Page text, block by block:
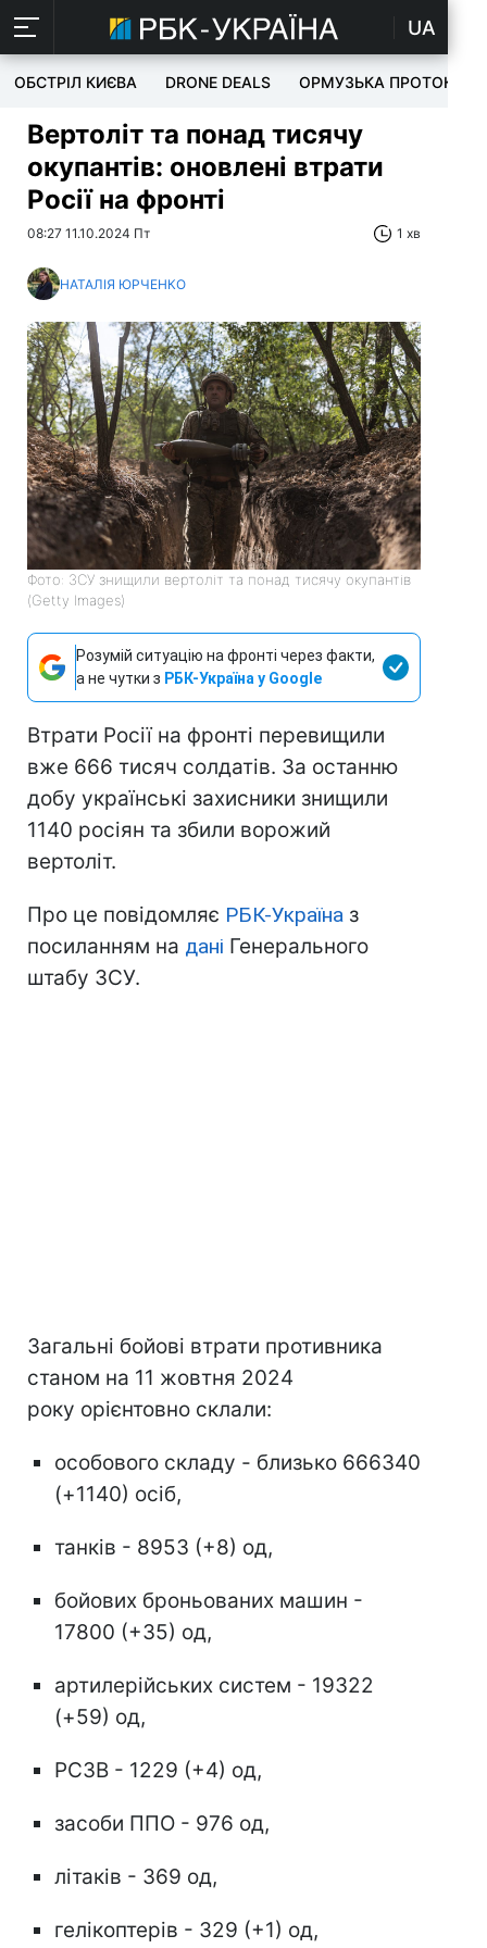
UA
ОБСТРІЛ КИЄВА DRONE DEALS ОРМУЗЬКА ПРОТОКА
Вертоліт та понад тисячу
окупантів: оновлені втрати
Росії на фронті
08:27 11.10.2024 Пт 1 хв
НАТАЛІЯ ЮРЧЕНКО
Фото: ЗСУ знищили вертоліт та понад тисячу окупантів
(Getty Images)
Розумій ситуацію на фронті через факти,
а не чутки з РБК-Україна у Google
Втрати Росії на фронті перевищили
вже 666 тисяч солдатів. За останню
добу українські захисники знищили
1140 росіян та збили ворожий
вертоліт.
Про це повідомляє РБК-Україна з
посиланням на дані Генерального
штабу ЗСУ.
Загальні бойові втрати противника
станом на 11 жовтня 2024
року орієнтовно склали:
особового складу - близько 666340
(+1140) осіб,
танків - 8953 (+8) од,
бойових броньованих машин -
17800 (+35) од,
артилерійських систем - 19322
(+59) од,
РСЗВ - 1229 (+4) од,
засоби ППО - 976 од,
літаків - 369 од,
гелікоптерів - 329 (+1) од,